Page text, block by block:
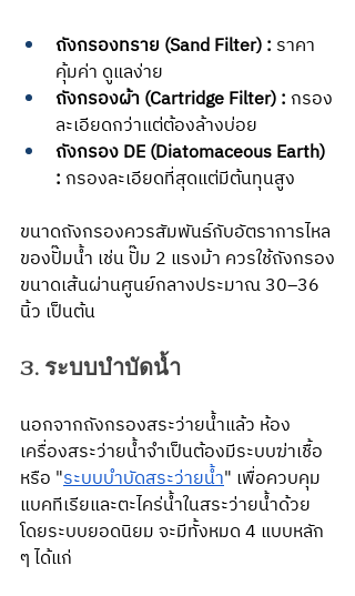
ถังกรองทราย (Sand Filter) : ราคา
คุ้มค่า ดูแลง่าย
ถังกรองผ้า (Cartridge Filter) : กรอง
ละเอียดกว่าแต่ต้องล้างบ่อย
ถังกรอง DE (Diatomaceous Earth)
: กรองละเอียดที่สุดแต่มีต้นทุนสูง
ขนาดถังกรองควรสัมพันธ์กับอัตราการไหล
ของปั๊มน้ำ เช่น ปั๊ม 2 แรงม้า ควรใช้ถังกรอง
ขนาดเส้นผ่านศูนย์กลางประมาณ 30–36
นิ้ว เป็นต้น
3. ระบบบำบัดน้ำ
นอกจากถังกรองสระว่ายน้ำแล้ว ห้อง
เครื่องสระว่ายน้ำจำเป็นต้องมีระบบฆ่าเชื้อ
หรือ "ระบบบำบัดสระว่ายน้ำ" เพื่อควบคุม
แบคทีเรียและตะไคร่น้ำในสระว่ายน้ำด้วย
โดยระบบยอดนิยม จะมีทั้งหมด 4 แบบหลัก
ๆ ได้แก่